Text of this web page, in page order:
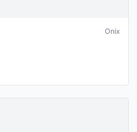
Onix